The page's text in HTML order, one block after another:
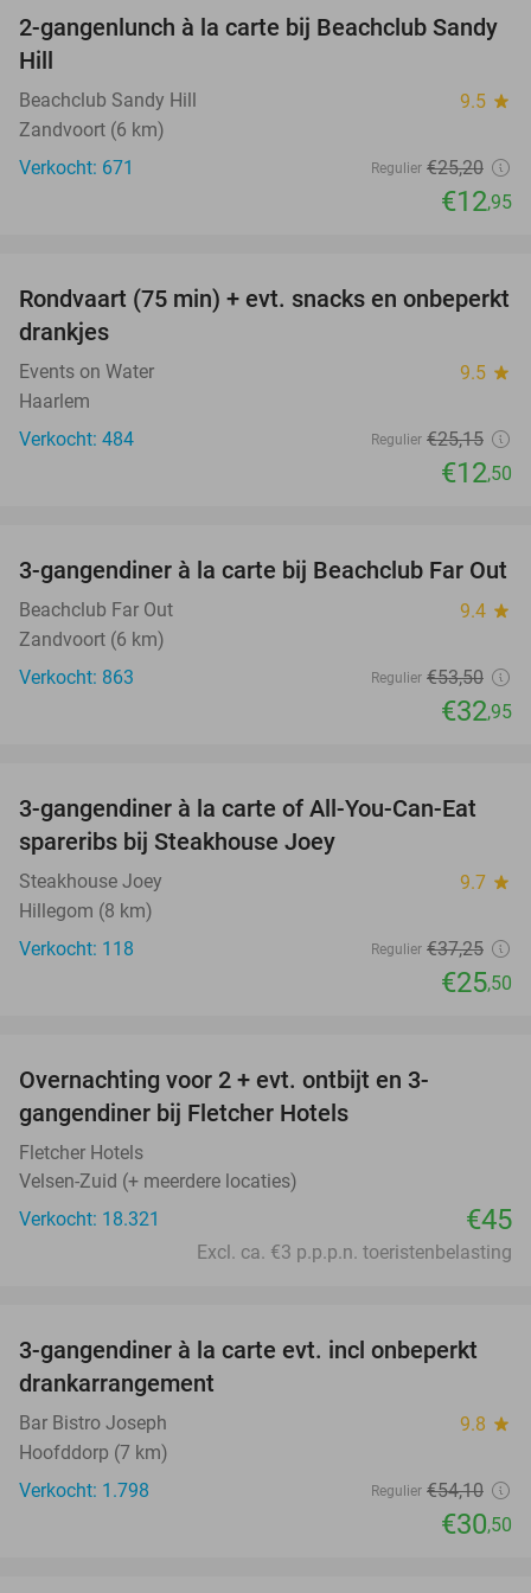
49%
2-gangenlunch à la carte bij Beachclub Sandy
Hill
Beachclub Sandy Hill 9.5 star
Zandvoort (6 km)
Verkocht: 671
Regulier €25,20
€12,95
50%
Rondvaart (75 min) + evt. snacks en onbeperkt
drankjes
Events on Water 9.5 star
Haarlem
Verkocht: 484
Regulier €25,15
€12,50
38%
3-gangendiner à la carte bij Beachclub Far Out
Beachclub Far Out 9.4 star
Zandvoort (6 km)
Verkocht: 863
Regulier €53,50
€32,95
32%
3-gangendiner à la carte of All-You-Can-Eat
spareribs bij Steakhouse Joey
Steakhouse Joey 9.7 star
Hillegom (8 km)
Verkocht: 118
Regulier €37,25
€25,50
Overnachting voor 2 + evt. ontbijt en 3-
gangendiner bij Fletcher Hotels
Fletcher Hotels
Velsen-Zuid (+ meerdere locaties)
Verkocht: 18.321
€45
Excl. ca. €3 p.p.p.n. toeristenbelasting
44%
3-gangendiner à la carte evt. incl onbeperkt
drankarrangement
Bar Bistro Joseph 9.8 star
Hoofddorp (7 km)
Verkocht: 1.798
Regulier €54,10
€30,50